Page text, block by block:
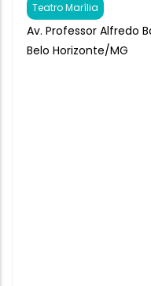
Teatro Marília
Av. Professor Alfredo
Belo Horizonte/MG